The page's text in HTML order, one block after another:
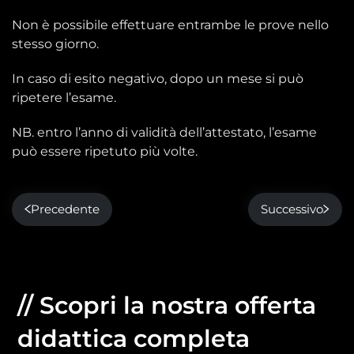
Non è possibile effettuare entrambe le prove nello
stesso giorno.
In caso di esito negativo, dopo un mese si può
ripetere l’esame.
NB. entro l’anno di validità dell’attestato, l’esame
può essere ripetuto più volte.
Precedente Successivo
// Scopri la nostra offerta
didattica completa